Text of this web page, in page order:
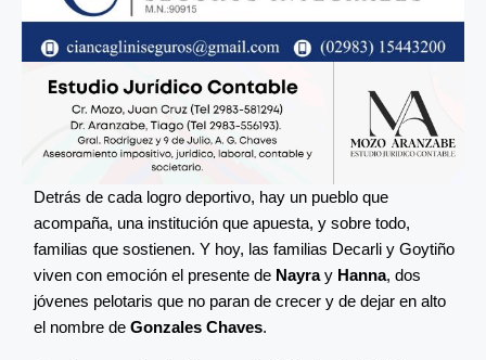
Detrás de cada logro deportivo, hay un pueblo que
acompaña, una institución que apuesta, y sobre todo,
familias que sostienen. Y hoy, las familias Decarli y Goytiño
viven con emoción el presente de Nayray Hanna, dos
jóvenes pelotaris que no paran de crecer y de dejar en alto
el nombre de Gonzales Chaves.